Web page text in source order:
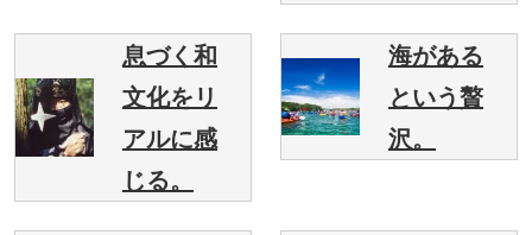
息づく和
文化をリ
アルに感
じる。
海がある
という贅
沢。